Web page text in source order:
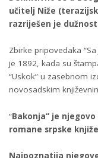
učitelj Niže
razriješen je
Zbirke pripovedaka
je 1892, kada su
“Uskok” u zasebnom
novosadskim
”Bakonja“ je
romane srpske
Najpoznatija